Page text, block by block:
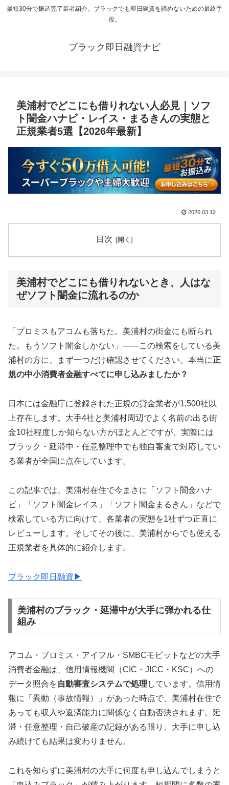
最短30分で振込完了業者紹介。ブラックでも即日融資を諦めないための最終手
段。
ブラック即日融資ナビ
美浦村でどこにも借りれない人必見｜ソフ
ト闇金ハナビ・レイス・まるきんの実態と
正規業者5選【2026年最新】
2026.03.12
目次
美浦村でどこにも借りれないとき、人はな
ぜソフト闇金に流れるのか
「プロミスもアコムも落ちた。美浦村の街金にも断られ
た。もうソフト闇金しかない」——この検索をしている美
浦村の方に、まず一つだけ確認させてください。本当に正
規の中小消費者金融すべてに申し込みましたか？
日本には金融庁に登録された正規の貸金業者が1,500社以
上存在します。大手4社と美浦村周辺でよく名前の出る街
金10社程度しか知らない方がほとんどですが、実際には
ブラック・延滞中・任意整理中でも独自審査で対応してい
る業者が全国に点在しています。
この記事では、美浦村在住で今まさに「ソフト闇金ハナ
ビ」「ソフト闇金レイス」「ソフト闇金まるきん」などで
検索している方に向けて、各業者の実態を1社ずつ正直に
レビューします。そしてその後に、美浦村からでも使える
正規業者を具体的に紹介します。
ブラック即日融資▶
美浦村のブラック・延滞中が大手に弾かれる仕
組み
アコム・プロミス・アイフル・SMBCモビットなどの大手
消費者金融は、信用情報機関（CIC・JICC・KSC）への
データ照合を自動審査システムで処理 しています。信用情
報に「異動（事故情報）」があった時点で、美浦村在住で
あっても収入や返済能力に関係なく自動否決されます。延
滞・任意整理・自己破産の記録がある限り、大手に申し込
み続けても結果は変わりません。
これを知らずに美浦村の大手に何度も申し込んでしまうと